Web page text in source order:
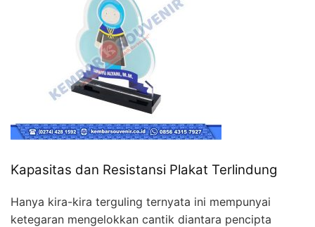
Kapasitas dan Resistansi Plakat Terlindung
Hanya kira-kira terguling ternyata ini mempunyai
ketegaran mengelokkan cantik diantara pencipta